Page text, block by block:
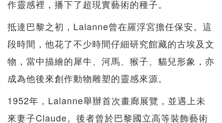
作靈感裡，播下了超現實藝術的種子。
抵達巴黎之初，Lalanne曾在羅浮宮擔任保安。這
段時間，他花了不少時間仔細研究館藏的古埃及文
物，當中描繪的犀牛、河馬、猴子、貓兒形象，亦
成為他後來創作動物雕塑的靈感來源。
1952年，Lalanne舉辦首次畫廊展覽，並遇上未
來妻子Claude。後者曾於巴黎國立高等裝飾藝術